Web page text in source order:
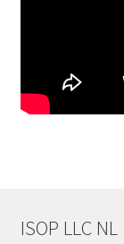
ISOP LLC NL